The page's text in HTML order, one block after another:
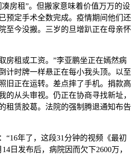
房租”。但搬家意味着价值万万的设
预定手术全数完成。疫情期间他们还
至今没搬。三岁的旦增趴正在母亲怀
租或工资。”李亚鹏坐正在嫣然病
计时牌一样悬正在每小我头顶。以至
旧正在运转。差点摔了手机。捐款高
的从头审视。仍正在协商寻找新址，
租赁胶葛。法院的强制腾退通知布告
年了，这段31分钟的视频《最初
日发布后，病院因而欠下2600万，